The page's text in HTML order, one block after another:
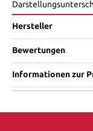
Hersteller
Bewertungen
Informationen zur